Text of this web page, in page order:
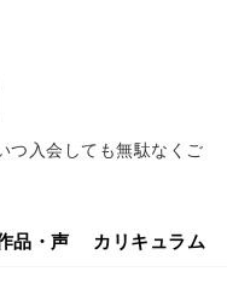
つ入会しても無駄なくご
品・声 カリキュラム